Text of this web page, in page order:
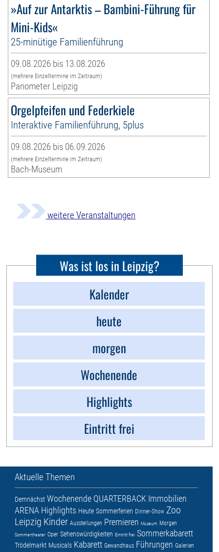
»Auf zur Antarktis – Bambini-Führung für
Mini-Kids«
25-minütige Familienführung
09.08.2026 bis 13.08.2026
(mehrere Einzeltermine im Zeitraum)
Panometer Leipzig
Orgelpfeifen und Federkiele
Interaktive Familienführung, 5plus
09.08.2026 bis 06.09.2026
(mehrere Einzeltermine im Zeitraum)
Bach-Museum
weitere Veranstaltungen
Was ist los in Leipzig?
Kalender
heute
morgen
Wochenende
Highlights
Eintritt frei
Aktuelle Themen
Demnächst Wochenende QUARTERBACK Immobilien
ARENA Highlights Heute Sommerferien Dinner-Show Zoo
Leipzig Kinder Ausstellungen Premieren Museum Morgen
Sommertheater Oper Sehenswürdigkeiten Eintritt frei Sommerkabarett
Trödelmarkt Musicals Kabarett Gewandhaus Führungen Galerien